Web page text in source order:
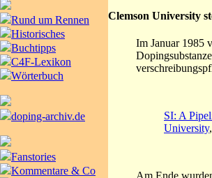
Rund um Rennen
Historisches
Buchtipps
C4F-Lexikon
Wörterbuch
doping-archiv.de
Fanstories
Kommentare & Co
Clemson University
Im Januar 1985
SI: A
University
Am Ende